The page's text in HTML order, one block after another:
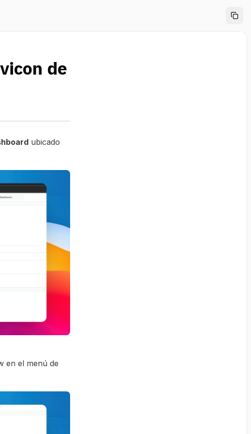
de
ubicado
en el menú de